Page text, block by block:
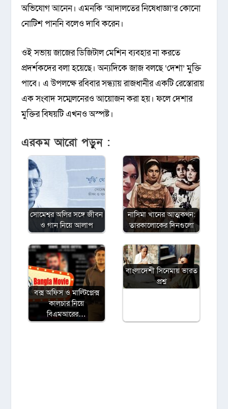
অভিযোগ আনেন। এমনকি ‘আদালতের নিষেধাজ্ঞা’র কোনো
নোটিশ পাননি বলেও দাবি করেন।
ওই সভায় জাজের ডিজিটাল মেশিন ব্যবহার না করতে
প্রদর্শকদের বলা হয়েছে। অন্যদিকে জাজ বলছে ‘দেশা’ মুক্তি
পাবে। এ উপলক্ষে রবিবার সন্ধ্যায় রাজধানীর একটি রেস্তোরায়
এক সংবাদ সম্মেলনেরও আয়োজন করা হয়। ফলে দেশার
মুক্তির বিষয়টি এখনও অস্পষ্ট। ‌
এরকম আরো পড়ুন :
সোমেশ্বর অলির সঙ্গে জীবন
ও গান নিয়ে আলাপ
নাসিমা খানের আত্মকথন:
তারকালোকের দিনগুলো
বক্স অফিস ও মাল্টিপ্লেক্স
কালচার নিয়ে
বিএমআরের…
বাংলাদেশী সিনেমায় ভারত
প্রশ্ন